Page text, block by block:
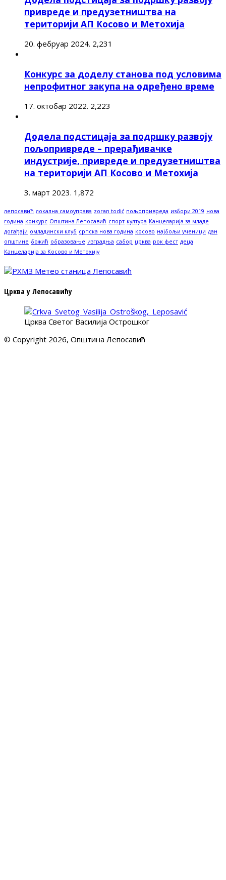
привреде и предузетништва на
територији АП Косово и Метохија
20. фебруар 2024. 2,231
Конкурс за доделу станова под условима
непрофитног закупа на одређено време
17. октобар 2022. 2,223
Додела подстицаја за подршку развоју
пољопривреде – прерађивачке
индустрије, привреде и предузетништва
на територији АП Косово и Метохија
3. март 2023. 1,872
лепосавић локална самоуправа zoran todić пољопривреда избори 2019 нова
година конкурс Општина Лепосавић спорт култура Канцеларија за младе
догађаји омладински клуб српска нова година косово најбољи ученици дан
општине божић образовање изградња сабор црква рок фест деца
Канцеларија за Косово и Метохију
Црква у Лепосавићу
Црква Светог Василија Острошког
© Copyright 2026, Општина Лепосавић